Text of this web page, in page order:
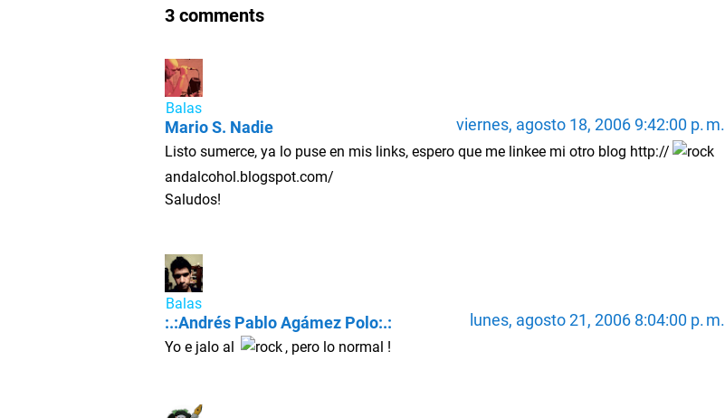
3 comments
Balas
Mario S. Nadie viernes, agosto 18, 2006 9:42:00 p. m.
Listo sumerce, ya lo puse en mis links, espero que me linkee mi otro blog http://
andalcohol.blogspot.com/
Saludos!
Balas
:.:Andrés Pablo Agámez Polo:.: lunes, agosto 21, 2006 8:04:00 p. m.
Yo e jalo al , pero lo normal !